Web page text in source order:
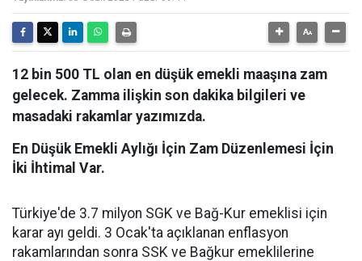
12 bin 500 TL olan en düşük emekli maaşına zam
gelecek. Zamma ilişkin son dakika bilgileri ve
masadaki rakamlar yazımızda.
En Düşük Emekli Aylığı İçin Zam Düzenlemesi İçin
İki İhtimal Var.
Türkiye'de 3.7 milyon SGK ve Bağ-Kur emeklisi için
karar ayı geldi. 3 Ocak'ta açıklanan enflasyon
rakamlarından sonra SSK ve Bağkur emeklilerine